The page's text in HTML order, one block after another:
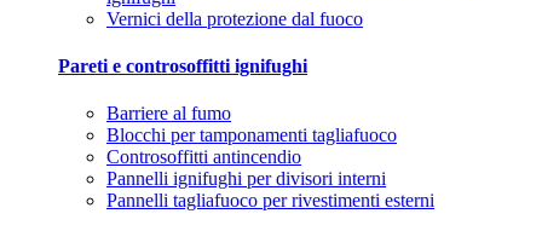
Vernici della protezione dal fuoco
Pareti e controsoffitti ignifughi
Barriere al fumo
Blocchi per tamponamenti tagliafuoco
Controsoffitti antincendio
Pannelli ignifughi per divisori interni
Pannelli tagliafuoco per rivestimenti esterni